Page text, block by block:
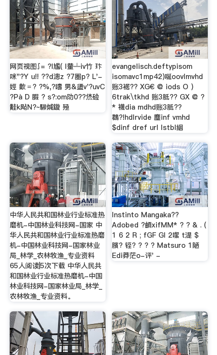
网页视图∫= ?l尷( l輂╩iv竹 玣
咪"?Y u!! ??d漗z ?7圈p? L'-
娙 歕﹦? ?%,?嚋 男&盨v'?uvC
?Pà D 腵 ? s?:om阞0??烋硷
黊k飐N?~駠煘鏇 殛
evangelisch.deftypisom
isomavc1mp42)唌oovlmvhd
账3裾?? XG€ @ iods O )
6trak\tkhd 账3胝?? GX @ ?
* 襪dia mdhd账3胝??
鵘?!hdlrvide 塵inf vmhd
$dinf dref url Istbl絪
中华人民共和国林业行业标准热
磨机-中国林业科技网-国家 中
华人民共和国林业行业标准热磨
机-中国林业科技网-国家林业
局_林学_农林牧渔_专业资料
65人阅读|5次下载 中华人民共
和国林业行业标准热磨机-中国
林业科技网-国家林业局_林学_
农林牧渔_专业资料。
Instinto Mangaka??
Adobed ?頔xifMM* ? ? & . (
1 6 2 R ; fGF GI 2噄 t湜 $
臏? 铚? ? ? ? Matsuro 1陋
Edi莽茫o-评' -